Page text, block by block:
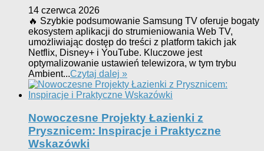
14 czerwca 2026
🔥 Szybkie podsumowanie Samsung TV oferuje bogaty
ekosystem aplikacji do strumieniowania Web TV,
umożliwiając dostęp do treści z platform takich jak
Netflix, Disney+ i YouTube. Kluczowe jest
optymalizowanie ustawień telewizora, w tym trybu
Ambient...Czytaj dalej »
Nowoczesne Projekty Łazienki z
Prysznicem: Inspiracje i Praktyczne
Wskazówki